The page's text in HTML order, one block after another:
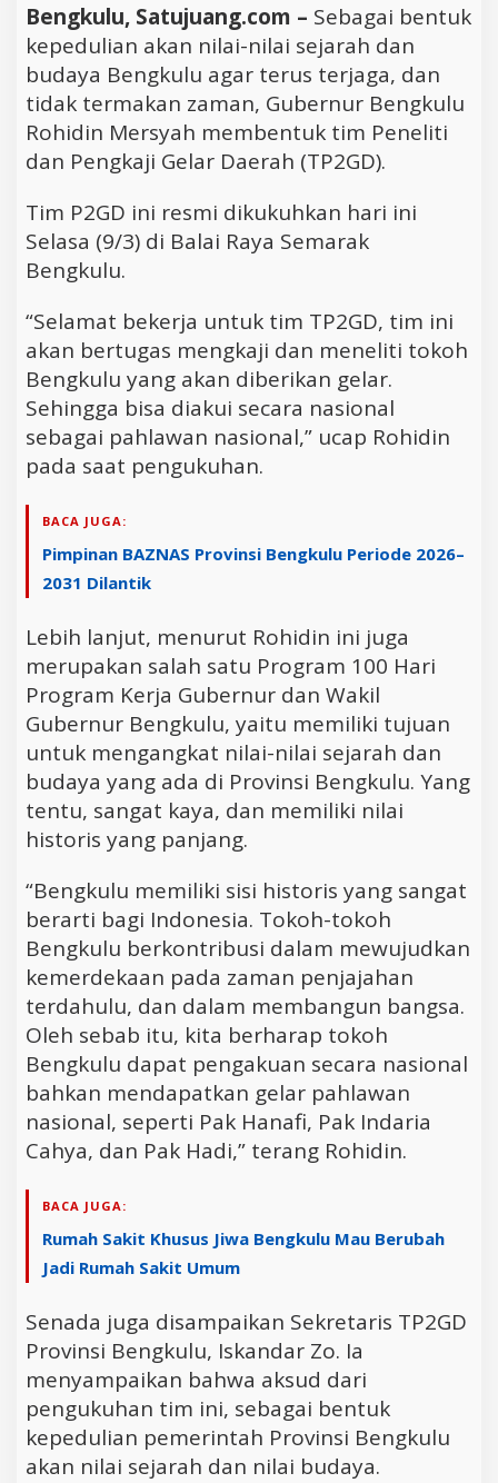
Bengkulu, Satujuang.com – Sebagai bentuk
kepedulian akan nilai-nilai sejarah dan
budaya Bengkulu agar terus terjaga, dan
tidak termakan zaman, Gubernur Bengkulu
Rohidin Mersyah membentuk tim Peneliti
dan Pengkaji Gelar Daerah (TP2GD).
Tim P2GD ini resmi dikukuhkan hari ini
Selasa (9/3) di Balai Raya Semarak
Bengkulu.
“Selamat bekerja untuk tim TP2GD, tim ini
akan bertugas mengkaji dan meneliti tokoh
Bengkulu yang akan diberikan gelar.
Sehingga bisa diakui secara nasional
sebagai pahlawan nasional,” ucap Rohidin
pada saat pengukuhan.
BACA JUGA:
Pimpinan BAZNAS Provinsi Bengkulu Periode 2026–
2031 Dilantik
Lebih lanjut, menurut Rohidin ini juga
merupakan salah satu Program 100 Hari
Program Kerja Gubernur dan Wakil
Gubernur Bengkulu, yaitu memiliki tujuan
untuk mengangkat nilai-nilai sejarah dan
budaya yang ada di Provinsi Bengkulu. Yang
tentu, sangat kaya, dan memiliki nilai
historis yang panjang.
“Bengkulu memiliki sisi historis yang sangat
berarti bagi Indonesia. Tokoh-tokoh
Bengkulu berkontribusi dalam mewujudkan
kemerdekaan pada zaman penjajahan
terdahulu, dan dalam membangun bangsa.
Oleh sebab itu, kita berharap tokoh
Bengkulu dapat pengakuan secara nasional
bahkan mendapatkan gelar pahlawan
nasional, seperti Pak Hanafi, Pak Indaria
Cahya, dan Pak Hadi,” terang Rohidin.
BACA JUGA:
Rumah Sakit Khusus Jiwa Bengkulu Mau Berubah
Jadi Rumah Sakit Umum
Senada juga disampaikan Sekretaris TP2GD
Provinsi Bengkulu, Iskandar Zo. Ia
menyampaikan bahwa aksud dari
pengukuhan tim ini, sebagai bentuk
kepedulian pemerintah Provinsi Bengkulu
akan nilai sejarah dan nilai budaya.